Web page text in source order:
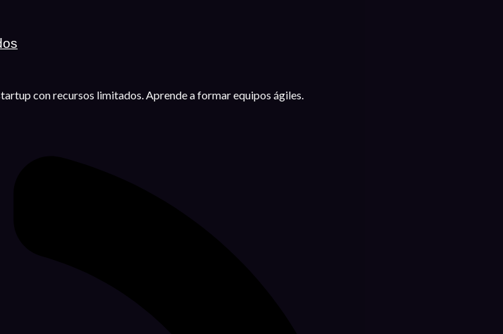
con recursos limitados. Aprende a formar equipos ágiles.